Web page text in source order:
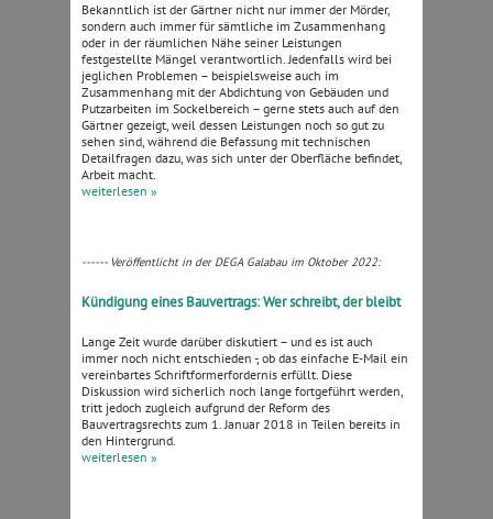
Bekanntlich ist der Gärtner nicht nur immer der Mörder,
sondern auch immer für sämtliche im Zusammenhang
oder in der räumlichen Nähe seiner Leistungen
festgestellte Mängel verantwortlich. Jedenfalls wird bei
jeglichen Problemen – beispielsweise auch im
Zusammenhang mit der Abdichtung von Gebäuden und
Putzarbeiten im Sockelbereich – gerne stets auch auf den
Gärtner gezeigt, weil dessen Leistungen noch so gut zu
sehen sind, während die Befassung mit technischen
Detailfragen dazu, was sich unter der Oberfläche befindet,
Arbeit macht.
weiterlesen »
------ Veröffentlicht in der DEGA Galabau im Oktober 2022:
Kündigung eines Bauvertrags: Wer schreibt, der bleibt
Lange Zeit wurde darüber diskutiert – und es ist auch
immer noch nicht entschieden -, ob das einfache E-Mail ein
vereinbartes Schriftformerfordernis erfüllt. Diese
Diskussion wird sicherlich noch lange fortgeführt werden,
tritt jedoch zugleich aufgrund der Reform des
Bauvertragsrechts zum 1. Januar 2018 in Teilen bereits in
den Hintergrund.
weiterlesen »